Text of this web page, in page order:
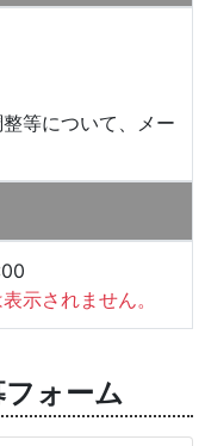
等について、メー
示されません。
ォーム